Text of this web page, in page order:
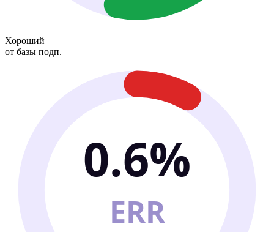
Хороший
от базы подп.
0.6%
ERR